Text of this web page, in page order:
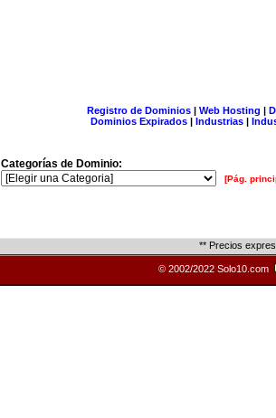
Registro de Dominios| Web Hosting |
Dominios Expirados | Industrias |
Categorías de Dominio:
[Pág.
** Precios
© 2002/2022 Solo10.com